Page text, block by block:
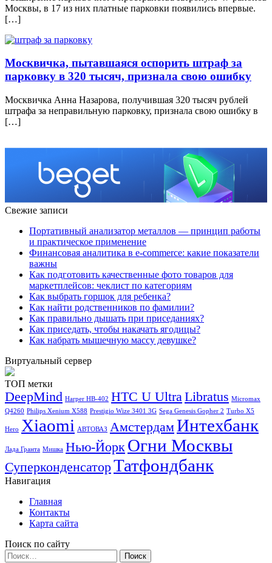
Москвы, в 17 из них платные парковки появились впервые.
[…]
Москвичка, пытавшаяся оспорить штраф за
парковку в 320 тысяч, признала свою ошибку
Москвичка Анна Назарова, получившая 320 тысяч рублей
штрафа за неправильную парковку, признала свою ошибку в
[…]
Свежие записи
Портативный анализатор металлов — принцип работы
и практическое применение
Финансовая аналитика в e-commerce: какие показатели
важны
Как подготовить качественные фото товаров для
маркетплейсов: чеклист по категориям
Как выбрать горшок для ребенка?
Как найти родственников по фамилии?
Как правильно дышать при приседаниях?
Как приседать, чтобы накачать ягодицы?
Как набрать мышечную массу девушке?
Виртуальный сервер
ТОП метки
DeepMind Harper HB-402 HTC U UltraLibratus Micromax
Q4260 Philips Xenium X588 Prestigio Wize 3401 3G Sega Genesis Gopher 2 Turbo X5
Hero Xiaomi АВТОВАЗ АмстердамИнтехбанк
Лада Гранта Мишка Нью-Йорк Огни Москвы
СуперконденсаторТатфондбанк
Навигация
Главная
Контакты
Карта сайта
Поиск по сайту
Найти: